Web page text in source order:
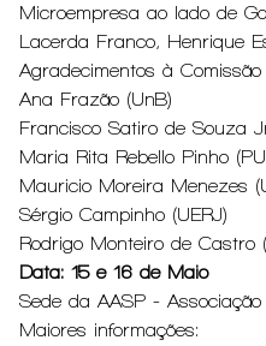
Microempresa ao lado de
Lacerda Franco, Henrique
Agradecimentos à
Ana Frazão (UnB)
Francisco Satiro de Souza
Maria Rita Rebello Pinho
Mauricio Moreira Menezes
Sérgio Campinho (UERJ)
Rodrigo Monteiro de Castro
Data: 15 e 16 de Maio
Sede da AASP -
Maiores informações: